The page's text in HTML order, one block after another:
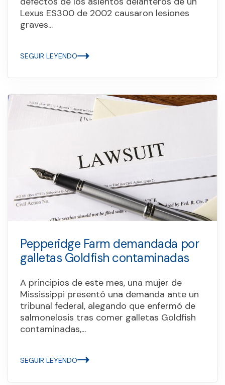
Lexus ES300 de 2002 causaron lesiones
graves...
SEGUIR LEYENDO
Pepperidge Farm demandada por
galletas Goldfish contaminadas
A principios de este mes, una mujer de
Mississippi presentó una demanda ante un
tribunal federal, alegando que enfermó de
salmonelosis tras comer galletas Goldfish
contaminadas,...
SEGUIR LEYENDO